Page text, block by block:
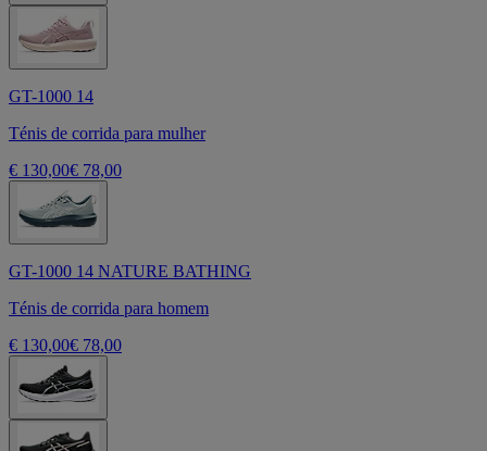
GT-1000 14
Ténis de corrida para mulher
€ 130,00€ 78,00
GT-1000 14 NATURE BATHING
Ténis de corrida para homem
€ 130,00€ 78,00